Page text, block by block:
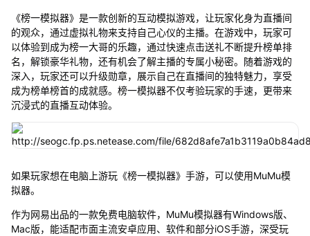
《榜一模拟器》是一款创新的互动模拟游戏，让玩家化身为直播间
的观众，通过虚拟礼物来支持自己心仪的主播。在游戏中，玩家可
以体验到成为榜一大哥的乐趣，通过快速点击送礼不断提升榜单排
名，解锁豪华礼物，还有机会了解主播的专属小秘密。随着游戏的
深入，玩家还可以升级勋章，展示自己在直播间的独特魅力，享受
成为榜单榜首的成就感。榜一模拟器不仅考验玩家的手速，更带来
沉浸式的直播互动体验。
如果玩家想在电脑上游玩《榜一模拟器》手游，可以使用MuMu模
拟器。
作为网易出品的一款免费电脑软件，MuMu模拟器有Windows版、
Mac版，能适配市面主流安卓应用、软件和部分iOS手游，深受玩